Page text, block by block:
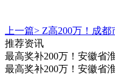
上一篇> Z高200万！成
推荐资讯
最高奖补200万！安徽省
最高奖补200万！安徽省